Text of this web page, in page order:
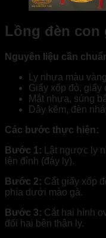
Lồng đèn
Nguyên liệu cần
Ly nhựa màu vàng
Giấy xốp đỏ, giấy
Mắt nhựa, súng
Dây kẽm, đèn
Các bước thực hiện:
Bước 1: Lật ngược ly
lên đỉnh (đáy ly).
Bước 2: Cắt giấy xốp
phía dưới mào gà.
Bước 3: Cắt hai hình
đối hai bên thân ly.